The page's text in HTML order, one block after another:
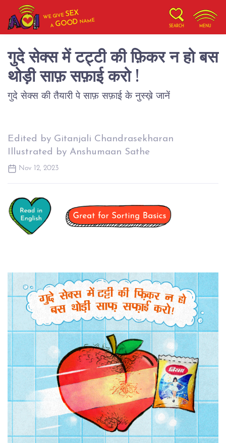
WE GIVESEX
AGOOD NAME
SEARCH MENU
गुदे सेक्स में टट्टी की फ़िकर न हो बस
थोड़ी साफ़ सफ़ाई करो !
गुदे सेक्स की तैयारी पे साफ़ सफ़ाई के नुस्ख़े जानें
Edited by Gitanjali Chandrasekharan
Illustrated by Anshumaan Sathe
Nov 12, 2023